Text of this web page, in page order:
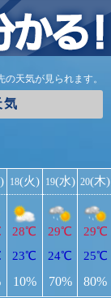
天気が見られます。
気
18(火)
28℃
23℃
10%
19(水)
29℃
24℃
70%
20(木)
29℃
25℃
80%